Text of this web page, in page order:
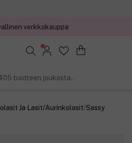
verkkokauppa
tuotteen joukosta..
Ja Lasit/Aurinkolasit/Sassy